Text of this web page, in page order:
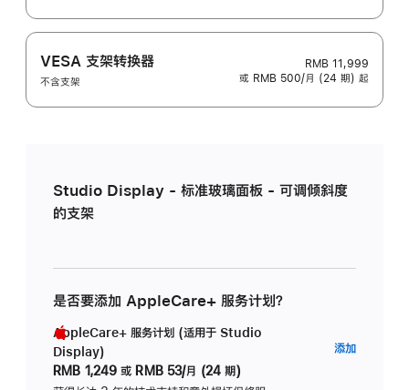
VESA 支架转换器
不含支架
RMB 11,999
或 RMB 500/月 (24 期) 起
Studio Display - 标准玻璃面板 - 可调倾斜度
的支架
是否要添加 AppleCare+ 服务计划？
AppleCare+ 服务计划 (适用于 Studio
Display)
RMB 1,249 或 RMB 53/月 (24 期)
添加